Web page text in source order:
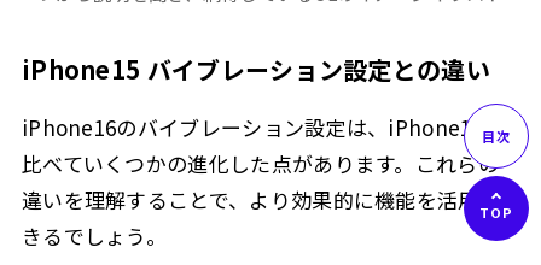
iPhone15 バイブレーション設定との違い
iPhone16のバイブレーション設定は、iPhone15と
比べていくつかの進化した点があります。これらの
違いを理解することで、より効果的に機能を活用で
きるでしょう。